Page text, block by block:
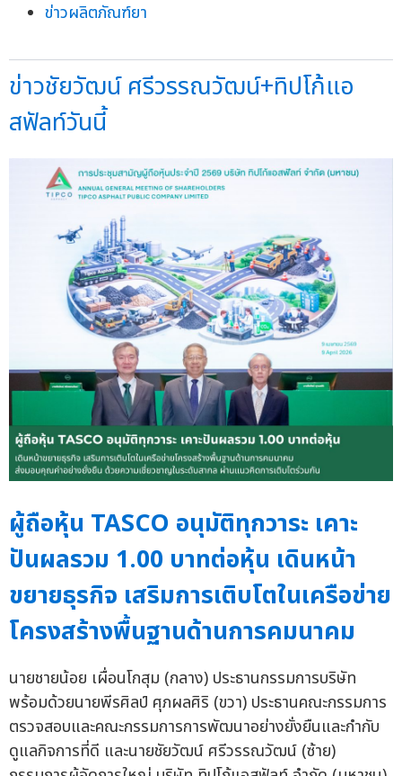
ข่าวผลิตภัณฑ์ยา
ข่าวชัยวัฒน์ ศรีวรรณวัฒน์+ทิปโก้แอ
สฟัลท์วันนี้
ผู้ถือหุ้น TASCO อนุมัติทุกวาระ เคาะ
ปันผลรวม 1.00 บาทต่อหุ้น เดินหน้า
ขยายธุรกิจ เสริมการเติบโตในเครือข่าย
โครงสร้างพื้นฐานด้านการคมนาคม
นายชายน้อย เผื่อนโกสุม (กลาง) ประธานกรรมการบริษัท
พร้อมด้วยนายพีรศิลป์ ศุภผลศิริ (ขวา) ประธานคณะกรรมการ
ตรวจสอบและคณะกรรมการการพัฒนาอย่างยั่งยืนและกำกับ
ดูแลกิจการที่ดี และนายชัยวัฒน์ ศรีวรรณวัฒน์ (ซ้าย)